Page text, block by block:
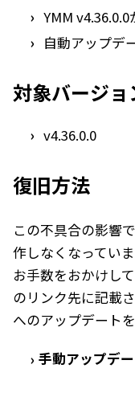
YMM
自動アップデ
対象バージョ
v4.36.0.0
復旧方法
この不具合の影響
作しなくなっていま
お手数をおかけし
のリンク先に記載
へのアップデート
› 手動アップデ